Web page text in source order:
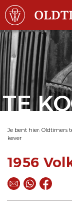
TE
Je bent hier: Oldtimers
kever
1956